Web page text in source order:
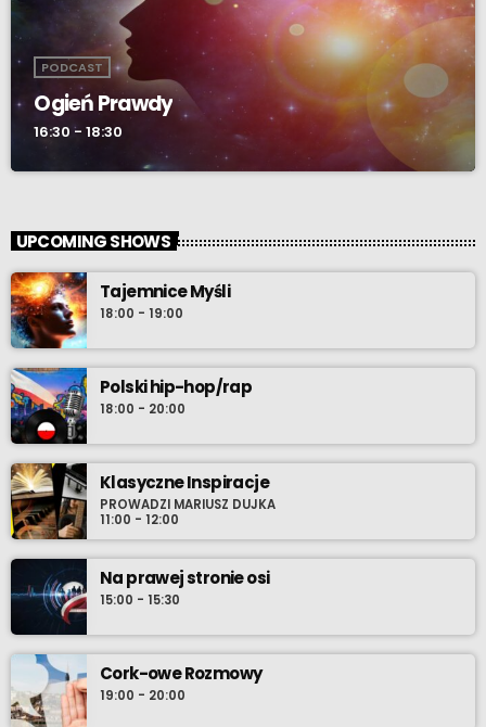
PODCAST
Ogień Prawdy
16:30 - 18:30
UPCOMING SHOWS
Tajemnice Myśli
18:00 - 19:00
Polski hip-hop/rap
18:00 - 20:00
Klasyczne Inspiracje
PROWADZI MARIUSZ DUJKA
11:00 - 12:00
Na prawej stronie osi
15:00 - 15:30
Cork-owe Rozmowy
19:00 - 20:00